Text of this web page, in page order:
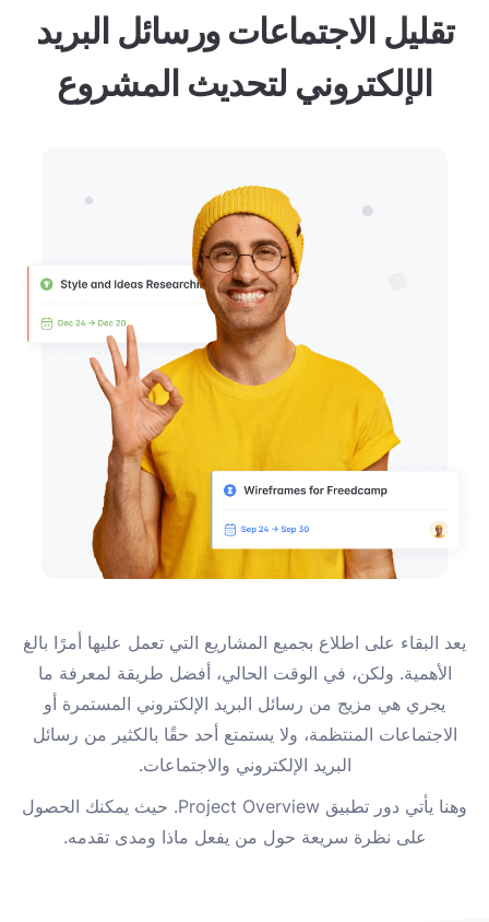
تقليل الاجتماعات ورسائل البريد
الإلكتروني لتحديث المشروع
يعد البقاء على اطلاع بجميع المشاريع التي تعمل عليها أمرًا بالغ
الأهمية. ولكن، في الوقت الحالي، أفضل طريقة لمعرفة ما
يجري هي مزيج من رسائل البريد الإلكتروني المستمرة أو
الاجتماعات المنتظمة، ولا يستمتع أحد حقًا بالكثير من رسائل
البريد الإلكتروني والاجتماعات.
وهنا يأتي دور تطبيق Project Overview. حيث يمكنك الحصول
على نظرة سريعة حول من يفعل ماذا ومدى تقدمه.